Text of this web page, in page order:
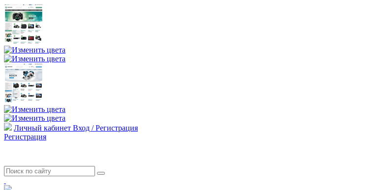
Личный кабинет Вход / Регистрация
Регистрация